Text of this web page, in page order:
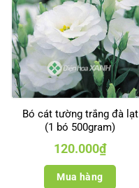
Bó cát tường trắng đà lạt
(1 bó 500gram)
120.000₫
Mua hàng